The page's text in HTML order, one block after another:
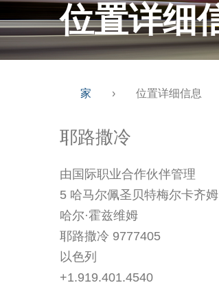
位置详细
家 › 位置详细信息
耶路撒冷
由国际职业合作伙伴管理
5 哈马尔佩圣贝特梅尔卡齐姆
哈尔·霍兹维姆
耶路撒冷 9777405
以色列
+1.919.401.4540